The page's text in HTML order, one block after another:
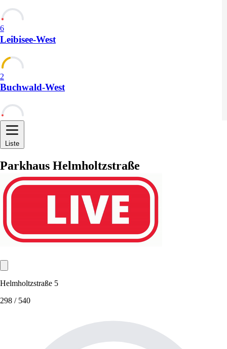
6
Leibisee-West
2
Buchwald-West
0
Liste
Parkhaus Helmholtzstraße
Helmholtzstraße 5
298 / 540